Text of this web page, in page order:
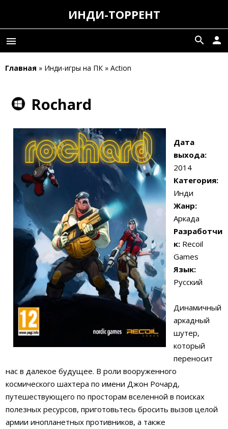
ИНДИ-ТОРРЕНТ
menu person
search
Главная » Инди-игры на ПК » Action
Rochard
Дата
выхода:
2014
Категория:
Инди
Жанр:
Аркада
Разработчи
к: Recoil
Games
Язык:
Русский
Динамичный
аркадный
шутер,
который
переносит
нас в далекое будущее. В роли вооруженного
космического шахтера по имени Джон Рочард,
путешествующего по просторам вселенной в поисках
полезных ресурсов, приготовьтесь бросить вызов целой
армии инопланетных противников, а также